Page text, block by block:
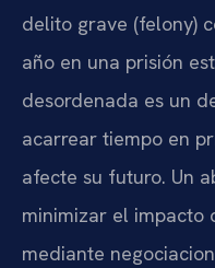
delito grave (felony)
año en una prisión
desordenada es un
acarrear tiempo en
afecte su futuro. Un
minimizar el impacto
mediante